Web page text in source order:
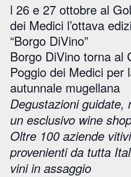
l 26 e 27 ottobre al
dei Medici l’ottava
“Borgo DiVino”
Borgo DiVino torna al
Poggio dei Medici per
autunnale mugellana
Degustazioni guidate,
un esclusivo wine
Oltre 100 aziende
provenienti da tutta
vini in assaggio